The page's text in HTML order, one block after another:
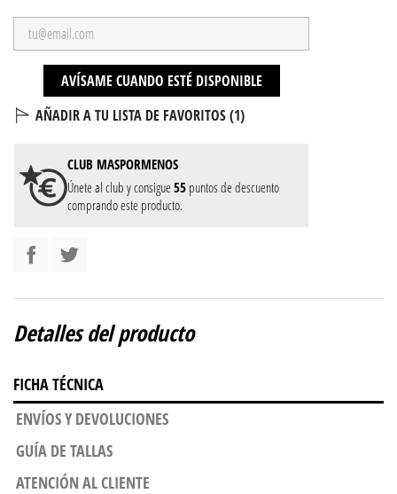
AVÍSAME CUANDO ESTÉ DISPONIBLE
AÑADIR A TU LISTA DE FAVORITOS (1)
CLUB MASPORMENOS
Únete al club y consigue55 puntos de descuento
comprando este producto.
Detalles del producto
FICHA TÉCNICA
ENVÍOS Y DEVOLUCIONES
GUÍA DE TALLAS
ATENCIÓN AL CLIENTE